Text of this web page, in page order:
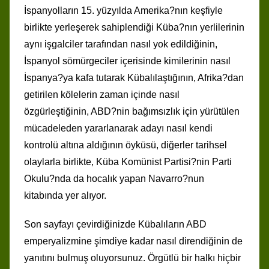
İspanyolların 15. yüzyılda Amerika?nın keşfiyle
birlikte yerleşerek sahiplendiği Küba?nın yerlilerinin
aynı işgalciler tarafından nasıl yok edildiğinin,
İspanyol sömürgeciler içerisinde kimilerinin nasıl
İspanya?ya kafa tutarak Kübalılaştığının, Afrika?dan
getirilen kölelerin zaman içinde nasıl
özgürleştiğinin, ABD?nin bağımsızlık için yürütülen
mücadeleden yararlanarak adayı nasıl kendi
kontrolü altına aldığının öyküsü, diğerler tarihsel
olaylarla birlikte, Küba Komünist Partisi?nin Parti
Okulu?nda da hocalık yapan Navarro?nun
kitabında yer alıyor.
Son sayfayı çevirdiğinizde Kübalıların ABD
emperyalizmine şimdiye kadar nasıl direndiğinin de
yanıtını bulmuş oluyorsunuz. Örgütlü bir halkı hiçbir